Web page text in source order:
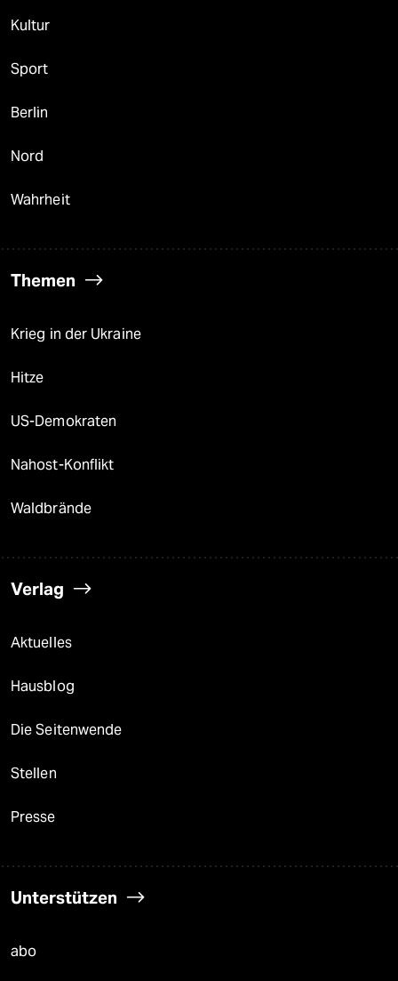
Kultur
Sport
Berlin
Nord
Wahrheit
Themen
Krieg in der Ukraine
Hitze
US-Demokraten
Nahost-Konflikt
Waldbrände
Verlag
Aktuelles
Hausblog
Die Seitenwende
Stellen
Presse
Unterstützen
abo